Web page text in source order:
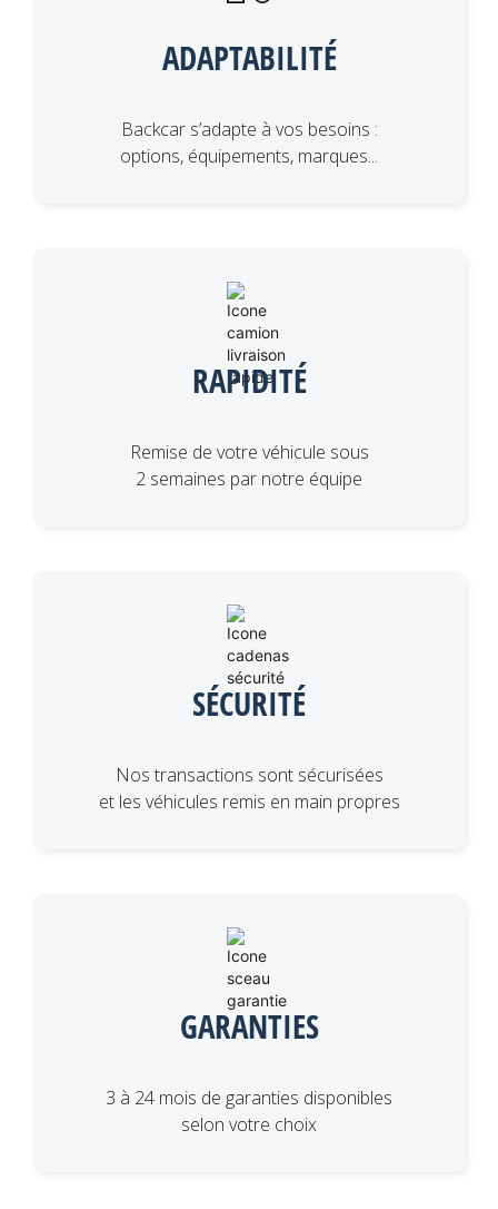
ADAPTABILITÉ
Backcar s’adapte à vos besoins :
options, équipements, marques...
RAPIDITÉ
Remise de votre véhicule sous
2 semaines par notre équipe
SÉCURITÉ
Nos transactions sont sécurisées
et les véhicules remis en main propres
GARANTIES
3 à 24 mois de garanties disponibles
selon votre choix